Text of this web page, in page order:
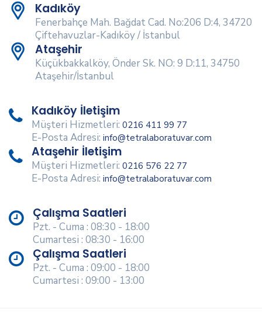
Kadıköy
Fenerbahçe Mah. Bağdat Cad. No:206 D:4, 34720
Çiftehavuzlar-Kadıköy / İstanbul
Ataşehir
Küçükbakkalköy, Önder Sk. NO: 9 D:11, 34750
Ataşehir/İstanbul
Kadıköy İletişim
Müşteri Hizmetleri: 0216 411 99 77
E-Posta Adresi: info@tetralaboratuvar.com
Ataşehir İletişim
Müşteri Hizmetleri: 0216 576 22 77
E-Posta Adresi: info@tetralaboratuvar.com
Çalışma Saatleri
Pzt. - Cuma : 08:30 - 18:00
Cumartesi : 08:30 - 16:00
Çalışma Saatleri
Pzt. - Cuma : 09:00 - 18:00
Cumartesi : 09:00 - 13:00